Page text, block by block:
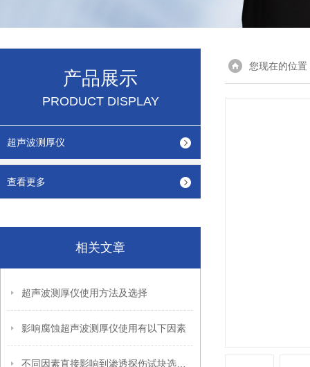
产品展示
PRODUCT DISPLAY
超声波测厚仪
查看更多
相关文章
超声波测厚仪使用方法及选择
影响腐蚀超声波测厚仪使用有以下因素
您现在的位置